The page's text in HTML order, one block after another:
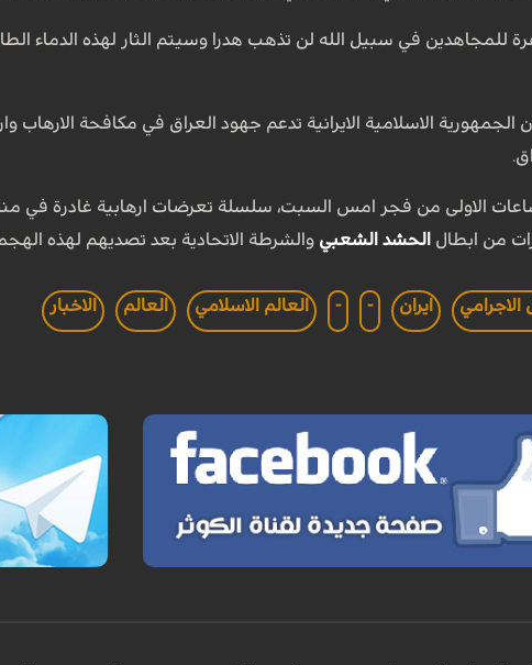
للمجاهدين في سبيل الله لن تذهب هدرا وسيتم الثار لهذه الدماء
الجمهورية الاسلامية الايرانية تدعم جهود العراق في مكافحة الارهاب
الاولى من فجر امس السبت، سلسلة تعرضات ارهابية غادرة في
من ابطال الحشد الشعبي والشرطة الاتحادية بعد تصديهم لهذه
الاجرامي ايران -
- العالم الاسلامي العالم الاخبار